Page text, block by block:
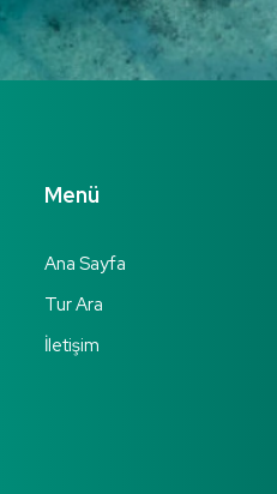
Menü
Ana Sayfa
Tur Ara
İletişim